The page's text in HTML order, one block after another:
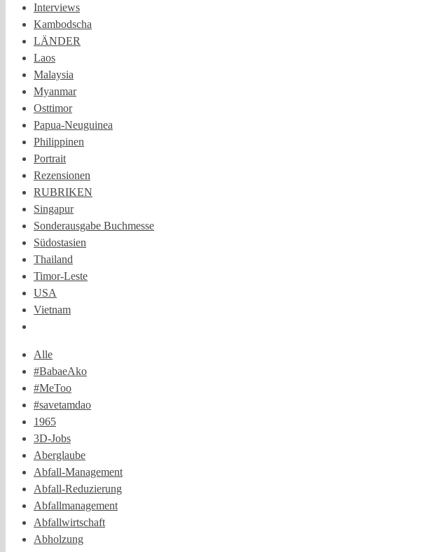
Interviews
Kambodscha
LÄNDER
Laos
Malaysia
Myanmar
Osttimor
Papua-Neuguinea
Philippinen
Portrait
Rezensionen
RUBRIKEN
Singapur
Sonderausgabe Buchmesse
Südostasien
Thailand
Timor-Leste
USA
Vietnam
Alle
#BabaeAko
#MeToo
#savetamdao
1965
3D-Jobs
Aberglaube
Abfall-Management
Abfall-Reduzierung
Abfallmanagement
Abfallwirtschaft
Abholzung